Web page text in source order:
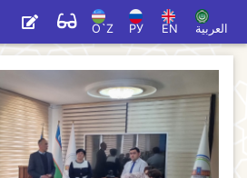
O`Z РУ EN العربية